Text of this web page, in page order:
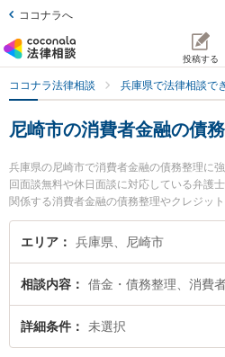
ココナラへ
投稿する
ココナラ法律相談 兵庫県で法律相談で
尼崎市の消費者金融の債
兵庫県の尼崎市で消費者金融の債務整理に
回面談無料や休日面談に対応している弁護
関係する消費者金融の債務整理やクレジッ
整理等の細かな分野での絞り込み検索もで
所の西井 秀和弁護士や清藤法律事務所の清
すぐに弁護士に相談したい』『消費者金融
富な近くの弁護士を検索したい』『初回相
律相談できる尼崎市内の弁護士に相談予約
エリア 兵庫県、尼崎市
相談内容 借金・債務整理、消費
詳細条件 未選択